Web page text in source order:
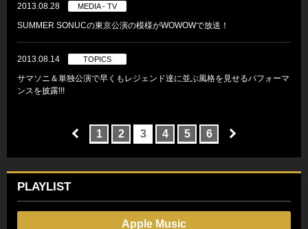
2013.08.28 MEDIA - TV
SUMMER SONUCの東京公演の模様がWOWOWで放送！
2013.08.14 TOPICS
サマソニ＆単独公演で早くもレジェンド達に並ぶ風格を見せるパフォーマ
ンスを披露!!!
1 2 3 4 5 6
PLAYLIST
Apple Music